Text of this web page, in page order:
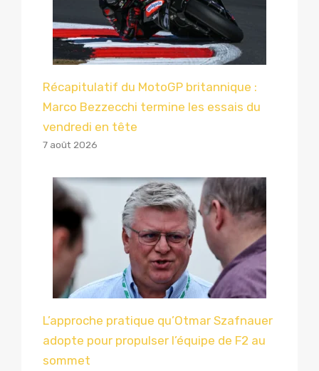
Récapitulatif du MotoGP britannique :
Marco Bezzecchi termine les essais du
vendredi en tête
7 août 2026
L’approche pratique qu’Otmar Szafnauer
adopte pour propulser l’équipe de F2 au
sommet